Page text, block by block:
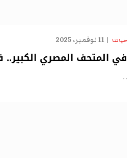
حياتنا 11 نوفمبر، 2025
في المتحف المصري
…